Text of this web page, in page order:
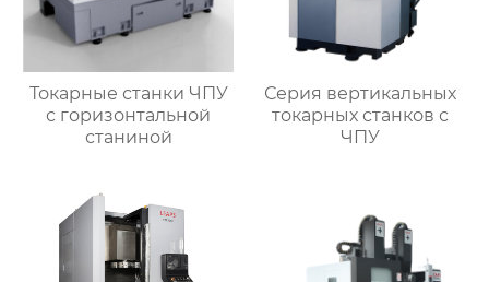
Токарные станки ЧПУ
с горизонтальной
станиной
Серия вертикальных
токарных станков с
ЧПУ